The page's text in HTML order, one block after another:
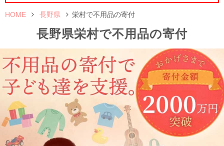
HOME 長野県 栄村で不用品の寄付
長野県栄村で不用品の寄付